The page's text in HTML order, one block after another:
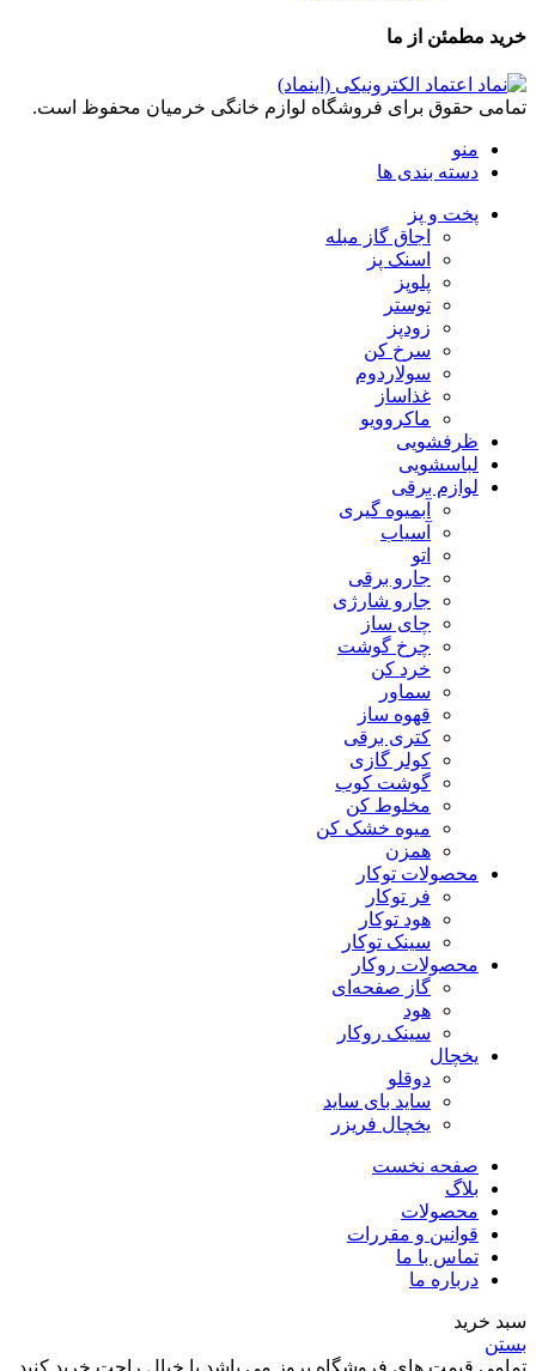
خرید مطمئن از ما
تمامی حقوق برای فروشگاه لوازم خانگی خرمیان محفوظ است.
منو
دسته بندی ها
پخت و پز
اجاق گاز مبله
اسنک پز
پلوپز
توستر
زودپز
سرخ کن
سولاردوم
غذاساز
ماکروویو
ظرفشویی
لباسشویی
لوازم برقی
آبمیوه گیری
آسیاب
اتو
جارو برقی
جارو شارژی
چای ساز
چرخ گوشت
خرد کن
سماور
قهوه ساز
کتری برقی
کولر گازی
گوشت کوب
مخلوط کن
میوه خشک کن
همزن
محصولات توکار
فر توکار
هود توکار
سینک توکار
محصولات روکار
گاز صفحه‌ای
هود
سینک روکار
یخچال
دوقلو
ساید بای ساید
یخچال فریزر
صفحه نخست
بلاگ
محصولات
قوانین و مقررات
تماس با ما
درباره ما
سبد خرید
بستن